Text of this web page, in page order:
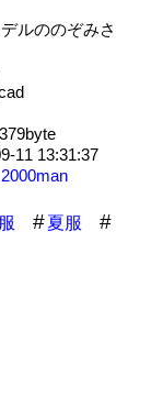
ルののぞみさ
11 13:31:37
2000man
夏服